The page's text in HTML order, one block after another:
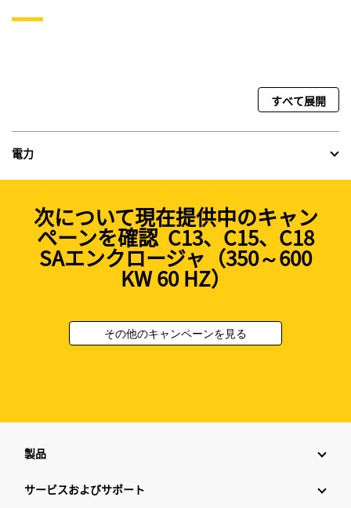
すべて展開
電力
次について現在提供中のキャン
ペーンを確認 C13、C15、C18
SAエンクロージャ（350～600
KW 60 HZ）
その他のキャンペーンを見る
製品
サービスおよびサポート